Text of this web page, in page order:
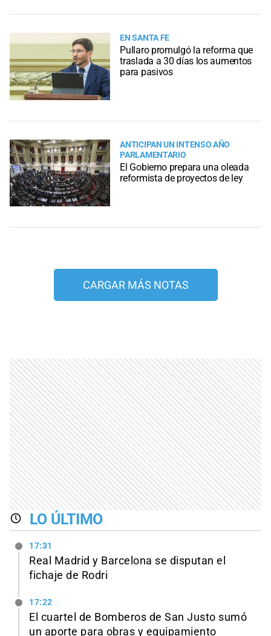
EN SANTA FE
Pullaro promulgó la reforma que
traslada a 30 días los aumentos
para pasivos
ANTICIPAN UN INTENSO AÑO
PARLAMENTARIO
El Gobierno prepara una oleada
reformista de proyectos de ley
CARGAR MÁS NOTAS
LO ÚLTIMO
17:31
Real Madrid y Barcelona se disputan el
fichaje de Rodri
17:22
El cuartel de Bomberos de San Justo sumó
un aporte para obras y equipamiento